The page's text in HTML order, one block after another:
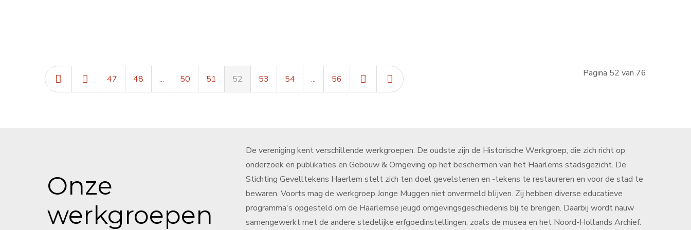
Pagina 52 van 76
47 48 ... 50 51 52 53 54 ... 56
Onze
werkgroepen
De vereniging kent verschillende werkgroepen. De oudste zijn de Historische Werkgroep, die zich richt op
onderzoek en publikaties en Gebouw & Omgeving op het beschermen van het Haarlems stadsgezicht. De
Stichting Gevelltekens Haerlem stelt zich ten doel gevelstenen en -tekens te restaureren en voor de stad te
bewaren. Voorts mag de werkgroep Jonge Muggen niet onvermeld blijven. Zij hebben diverse educatieve
programma's opgesteld om de Haarlemse jeugd omgevingsgeschiedenis bij te brengen. Daarbij wordt nauw
samengewerkt met de andere stedelijke erfgoedinstellingen, zoals de musea en het Noord-Hollands Archief.